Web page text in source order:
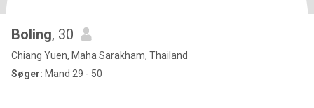
Boling, 30
Chiang Yuen, Maha Sarakham, Thailand
Søger: Mand 29 - 50